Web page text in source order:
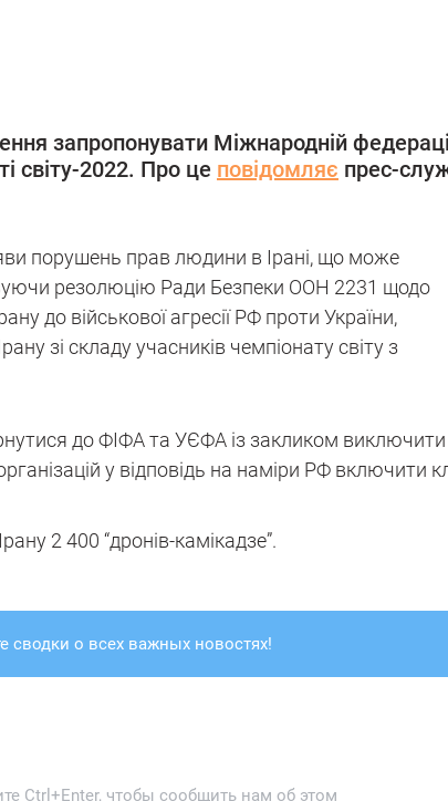
запропонувати Міжнародній
світу-2022. Про це повідомляє прес-
порушень прав людини в Ірані, що може
резолюцію Ради Безпеки ООН 2231 щодо
до військової агресії РФ проти України,
зі складу учасників чемпіонату світу з
до ФІФА та УЄФА із закликом виключити
у відповідь на наміри РФ включити
2 400 “дронів-камікадзе”.
сводки о всех важных новостях!
Ctrl+Enter, чтобы сообщить нам об этом